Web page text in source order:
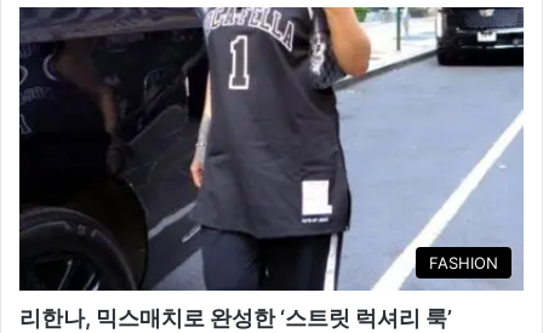
FASHION
리한나, 믹스매치로 완성한 ‘스트릿 럭셔리 룩’